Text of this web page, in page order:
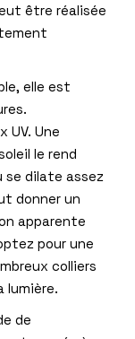
être réalisée
elle est
UV. Une
le rend
se dilate assez
donner un
apparente
pour une
colliers
lumière.
de